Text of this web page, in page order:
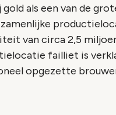
als een van de
van circa 2,5
failliet is
opgezette